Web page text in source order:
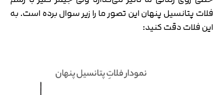
فلات پتانسیل پنهان این تصور ما را زیر سوال برده است. به
این فلات دقت کنید: